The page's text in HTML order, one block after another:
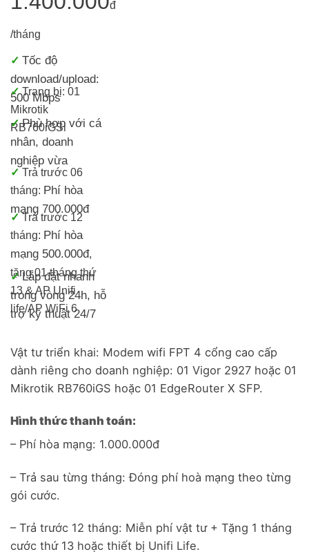
đ
/tháng
✓ Tốc độ
download/upload:
500 Mbps
✓Trang bị: 01
Mikrotik
RB760iGSi
✓Phù hợp với cá
nhân, doanh
nghiệp vừa
✓ Trả trước 06
tháng: Phí hòa
mạng 700.000đ
✓ Trả trước 12
tháng: Phí hòa
mạng 500.000đ,
tặng 01 tháng thứ
13 & AP Unifi
life/AP WiFi 6
✓Lắp đặt nhanh
trong vòng 24h, hỗ
trợ kỹ thuật 24/7
Vật tư triển khai: Modem wifi FPT 4 cổng cao cấp
dành riêng cho doanh nghiệp: 01 Vigor 2927 hoặc 01
Mikrotik RB760iGS hoặc 01 EdgeRouter X SFP.
Hình thức thanh toán:
– Phí hòa mạng: 1.000.000đ
– Trả sau từng tháng: Đóng phí hoà mạng theo từng
gói cước.
– Trả trước 12 tháng: Miễn phí vật tư + Tặng 1 tháng
cước thứ 13 hoặc thiết bị Unifi Life.